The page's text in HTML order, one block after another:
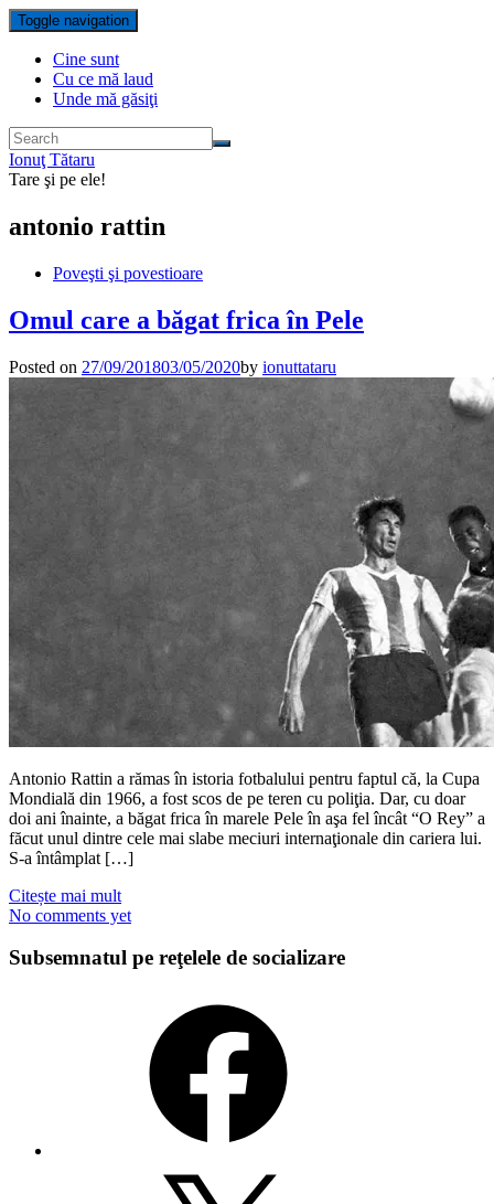
Toggle navigation
Cine sunt
Cu ce mă laud
Unde mă găsiţi
Ionuţ Tătaru
Tare şi pe ele!
antonio rattin
Poveşti şi povestioare
Omul care a băgat frica în Pele
Posted on 27/09/201803/05/2020by ionuttataru
Antonio Rattin a rămas în istoria fotbalului pentru faptul că, la Cupa
Mondială din 1966, a fost scos de pe teren cu poliţia. Dar, cu doar
doi ani înainte, a băgat frica în marele Pele în aşa fel încât “O Rey” a
făcut unul dintre cele mai slabe meciuri internaţionale din cariera lui.
S-a întâmplat […]
Citește mai mult
No comments yet
Subsemnatul pe reţelele de socializare